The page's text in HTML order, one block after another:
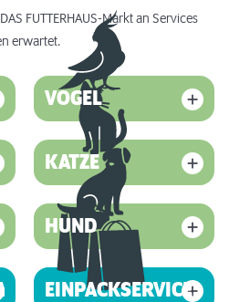
FUTTERHAUS-Markt an Services
erwartet.
VOGEL
KATZE
HUND
EINPACKSERVICE